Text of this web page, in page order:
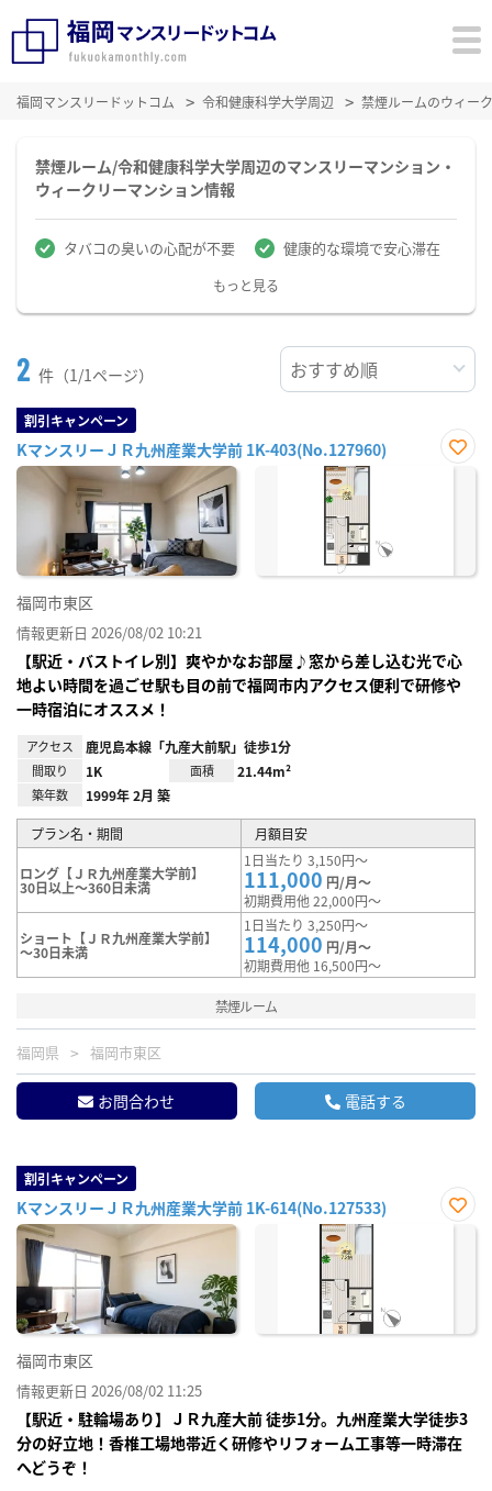
福岡マンスリードットコム 令和健康科学大学周辺 禁煙ルームのウィー
禁煙ルーム/令和健康科学大学周辺のマンスリーマンション・
ウィークリーマンション情報
タバコの臭いの心配が不要 健康的な環境で安心滞在
もっと見る
2 件（1/1ページ）
割引キャンペーン
KマンスリーＪＲ九州産業大学前 1K-403(No.127960)
お気
福岡市東区
情報更新日 2026/08/02 10:21
【駅近・バストイレ別】爽やかなお部屋♪窓から差し込む光で心
地よい時間を過ごせ駅も目の前で福岡市内アクセス便利で研修や
一時宿泊にオススメ！
アクセス 鹿児島本線「九産大前駅」徒歩1分
間取り 1K 面積 21.44m²
築年数 1999年 2月 築
プラン名・期間 月額目安
ロング【ＪＲ九州産業大学前】
30日以上～360日未満
1日当たり 3,150円～
111,000 円/月～
初期費用他 22,000円～
ショート【ＪＲ九州産業大学前】
～30日未満
1日当たり 3,250円～
114,000 円/月～
初期費用他 16,500円～
禁煙ルーム
福岡県 福岡市東区
お問合わせ 電話する
割引キャンペーン
KマンスリーＪＲ九州産業大学前 1K-614(No.127533)
お気
福岡市東区
情報更新日 2026/08/02 11:25
【駅近・駐輪場あり】ＪＲ九産大前 徒歩1分。九州産業大学徒歩3
分の好立地！香椎工場地帯近く研修やリフォーム工事等一時滞在
へどうぞ！